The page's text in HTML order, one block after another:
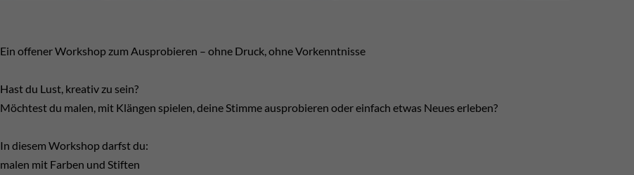
Ein offener Workshop zum Ausprobieren – ohne Druck, ohne Vorkenntnisse
Hast du Lust, kreativ zu sein?
Möchtest du malen, mit Klängen spielen, deine Stimme ausprobieren oder einfach etwas Neues erleben?
In diesem Workshop darfst du:
malen mit Farben und Stiften